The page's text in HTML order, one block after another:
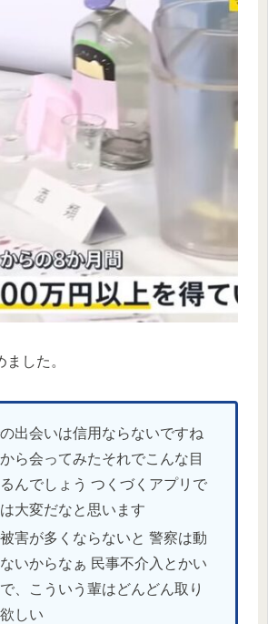
した。
出会いは信用ならないですね
ら会ってみたそれでこんな目
んでしょう つくづくアプリで
大変だなと思います
害が多くならないと 警察は動
いからなぁ 民事不介入とかい
、こういう輩はどんどん取り
しい